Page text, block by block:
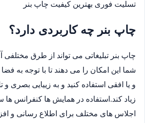
تسلیت فوری بهترین کیفیت چاپ بنر
چاپ بنر چه کاربردی دارد؟
چاپ بنر تبلیغاتی می تواند از طرق مختلفی
شما این امکان را می دهند تا با توجه به
و یا افقی استفاده کنید و به زییایی بصری و
زیاد کند.استفاده در همایش ها کنفرانس ها
اجلاس های مختلف برای اطلاع رسانی و